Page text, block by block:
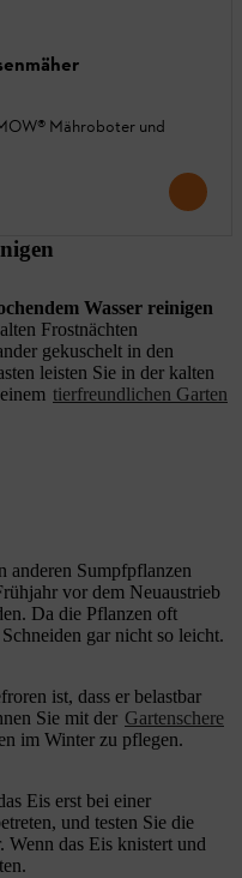
Mähroboter und
Wasser reinigen
Frostnächten
gekuschelt in den
leisten Sie in der kalten
tierfreundlichen Garten
anderen Sumpfpflanzen
vor dem Neuaustrieb
Da die Pflanzen oft
gar nicht so leicht.
ist, dass er belastbar
Sie mit der Gartenschere
im Winter zu pflegen.
Eis erst bei einer
und testen Sie die
das Eis knistert und